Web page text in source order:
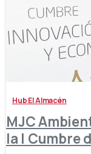
Hub El Almacén
MJC
la I Cumbre